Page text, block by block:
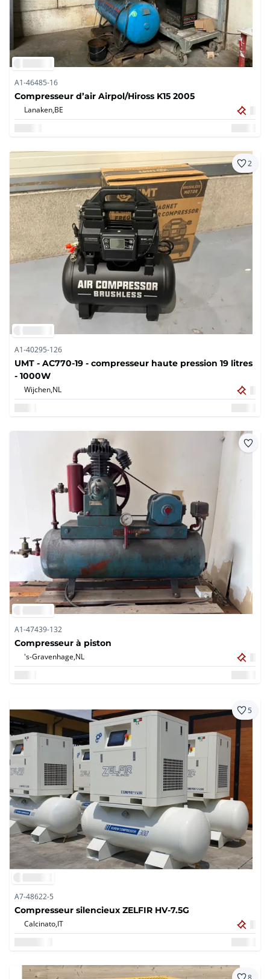
A1-46485-16
Compresseur d’air Airpol/Hiross K15 2005
Lanaken,BE
2
A1-40295-126
UMT - AC770-19 - compresseur haute pression 19 litres
- 1000W
Wijchen,NL
A1-47439-132
Compresseur à piston
's-Gravenhage,NL
5
A7-48622-5
Compresseur silencieux ZELFIR HV-7.5G
Calcinato,IT